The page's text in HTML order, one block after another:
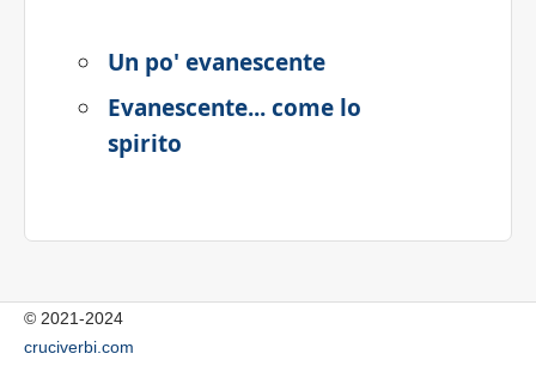
Un po' evanescente
Evanescente... come lo
spirito
© 2021-2024
cruciverbi.com